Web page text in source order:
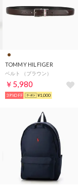
TOMMY HILFIGER
ベルト （ブラウン）
￥5,980
39%OFF ¥1,000